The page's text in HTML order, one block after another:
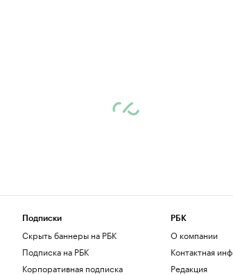
Подписки
Скрыть баннеры на РБК
Подписка на РБК
Корпоративная подписка
РБК
О компании
Контактная
Редакция